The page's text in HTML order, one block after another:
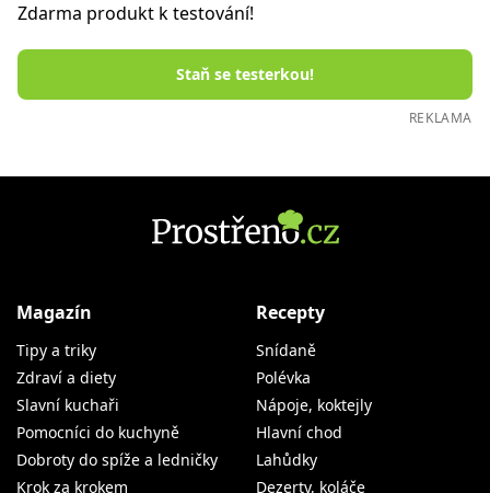
Zdarma produkt k testování!
Staň se testerkou!
REKLAMA
Magazín
Tipy a triky
Zdraví a diety
Slavní kuchaři
Pomocníci do kuchyně
Dobroty do spíže a ledničky
Krok za krokem
Recepty
Snídaně
Polévka
Nápoje, koktejly
Hlavní chod
Lahůdky
Dezerty, koláče